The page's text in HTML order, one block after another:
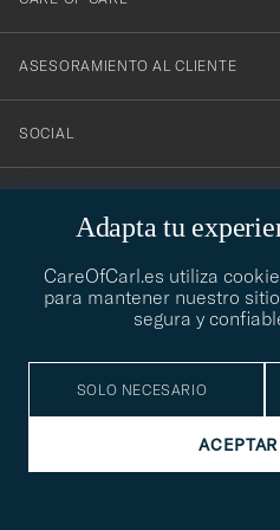
Adapta tu
CareOfCarl.es utiliza
para mantener nuestro
segura y
SOLO NECESARIO
ASESORAMIENTO AL CLIENTE
SOCIAL
contact@careofcarl.com
ASESORAMIENTO DE ESTILO
estamos encantados de hacerlo